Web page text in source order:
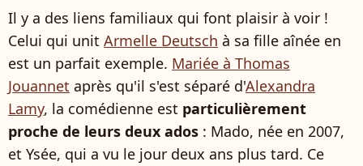
Il y a des liens familiaux qui font plaisir à voir !
Celui qui unit Armelle Deutsch à sa fille aînée en
est un parfait exemple. Mariée à Thomas
Jouannet après qu'il s'est séparé d'Alexandra
Lamy, la comédienne est particulièrement
proche de leurs deux ados : Mado, née en 2007,
et Ysée, qui a vu le jour deux ans plus tard. Ce